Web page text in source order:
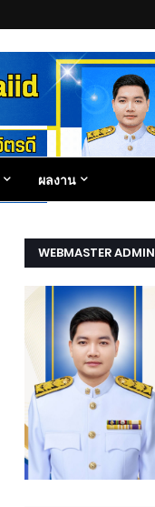
ผลงาน
WEBMASTER ADMIN